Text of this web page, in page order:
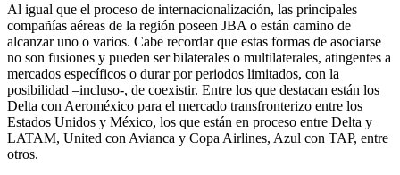
Al igual que el proceso de internacionalización, las principales
compañías aéreas de la región poseen JBA o están camino de
alcanzar uno o varios. Cabe recordar que estas formas de asociarse
no son fusiones y pueden ser bilaterales o multilaterales, atingentes a
mercados específicos o durar por periodos limitados, con la
posibilidad –incluso-, de coexistir. Entre los que destacan están los
Delta con Aeroméxico para el mercado transfronterizo entre los
Estados Unidos y México, los que están en proceso entre Delta y
LATAM, United con Avianca y Copa Airlines, Azul con TAP, entre
otros.